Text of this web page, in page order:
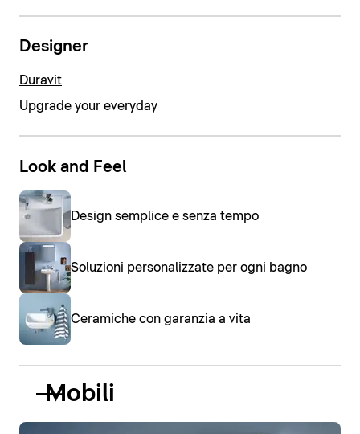
Designer
Duravit
Upgrade your everyday
Look and Feel
Design semplice e senza tempo
Soluzioni personalizzate per ogni bagno
Ceramiche con garanzia a vita
Mobili